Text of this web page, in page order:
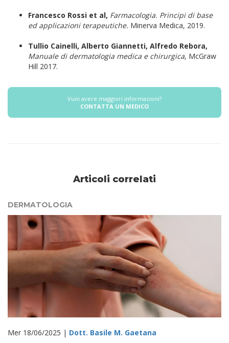
Francesco Rossi et al, Farmacologia. Principi di base
ed applicazioni terapeutiche. Minerva Medica, 2019.
Tullio Cainelli, Alberto Giannetti, Alfredo Rebora,
Manuale di dermatologia medica e chirurgica, McGraw
Hill 2017.
Vuoi avere maggiori informazioni?
CONTATTA UN MEDICO
Articoli correlati
DERMATOLOGIA
Mer 18/06/2025 | Dott. Basile M. Gaetana